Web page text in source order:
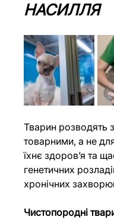
НАСИЛЛЯ
Тварин розводять
товарними, а не
їхнє здоров’я та
генетичних
хронічних
Чистопородні